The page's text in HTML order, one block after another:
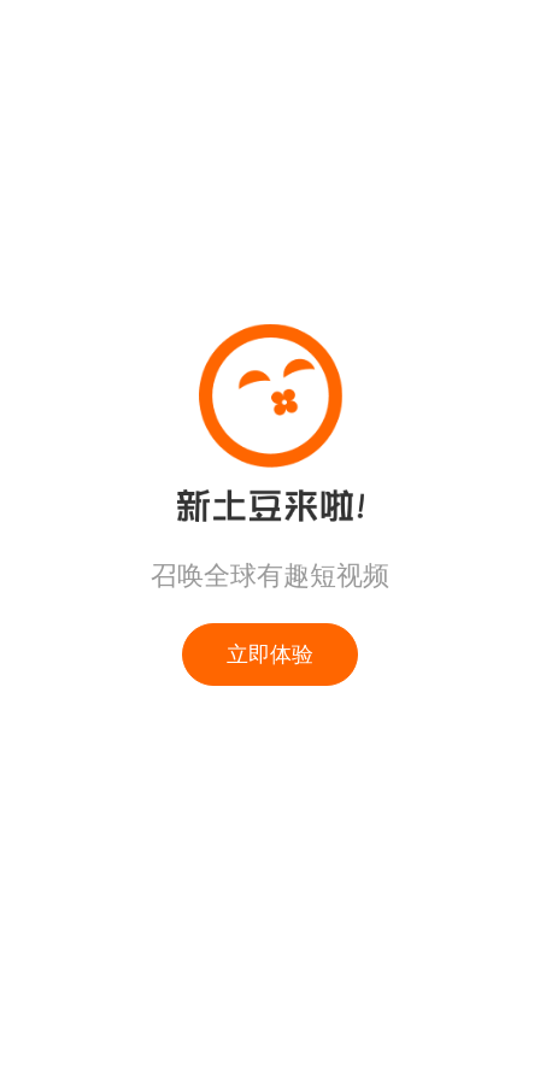
召唤全球有趣短视频
立即体验